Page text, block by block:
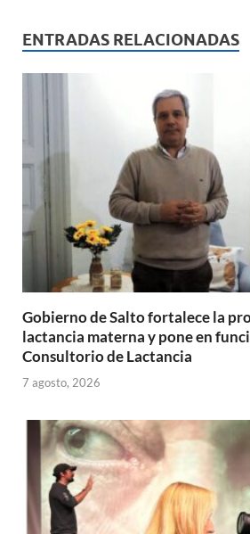
s
A
b
p
ENTRADAS RELACIONADAS
Gobierno de Salto fortalece la
lactancia materna y pone en
Consultorio de Lactancia
7 agosto, 2026